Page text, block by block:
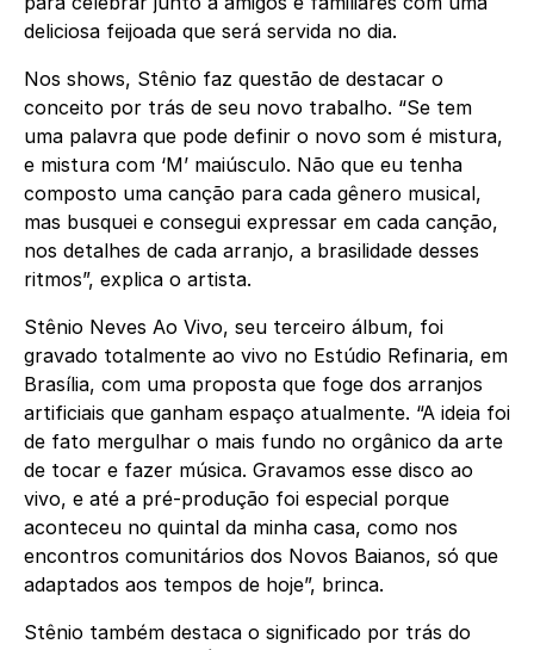
deliciosa feijoada que será servida no dia.
Nos shows, Stênio faz questão de destacar o
conceito por trás de seu novo trabalho. “Se tem
uma palavra que pode definir o novo som é mistura,
e mistura com ‘M’ maiúsculo. Não que eu tenha
composto uma canção para cada gênero musical,
mas busquei e consegui expressar em cada canção,
nos detalhes de cada arranjo, a brasilidade desses
ritmos”, explica o artista.
Stênio Neves Ao Vivo, seu terceiro álbum, foi
gravado totalmente ao vivo no Estúdio Refinaria, em
Brasília, com uma proposta que foge dos arranjos
artificiais que ganham espaço atualmente. “A ideia foi
de fato mergulhar o mais fundo no orgânico da arte
de tocar e fazer música. Gravamos esse disco ao
vivo, e até a pré-produção foi especial porque
aconteceu no quintal da minha casa, como nos
encontros comunitários dos Novos Baianos, só que
adaptados aos tempos de hoje”, brinca.
Stênio também destaca o significado por trás do